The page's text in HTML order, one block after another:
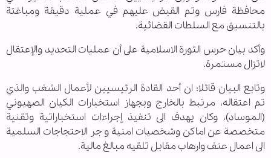
محافظة فارس وتم القبض علیهم في عملیة دقیقة ومباغتة
بالتنسیق مع السلطات القضائیة.
وأکد بيان حرس الثورة الاسلامية على أن عملیات التحدید والإعتقال
لاتزال مستمرة.
وتابع البیان قائلا: ان أحد القادة الرئیسیین لأعمال الشغب والذي
تم اعتقاله، مرتبط بالخارج وبجهاز استخبارات الكيان الصهيوني
(الموساد)، وكان يهدف الى تنفيذ إجراءات استخباراتیة وتقنیة
متخصصة عن اماكن وشخصيات امنية و جر الاحتجاجات السلمية
الى اعمال عنف وارهاب مقابل تلقيه مبالغ مالية.